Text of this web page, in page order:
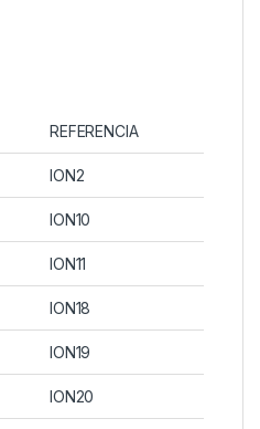
REFERENCIA
ION2
ION10
ION11
ION18
ION19
ION20